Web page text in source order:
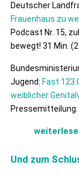
Deutscher
Frauenhaus zu
Podcast Nr. 15,
bewegt! 31 Min.
Jugend: Fast
weiblicher
Pressemitteilung.
Und zum